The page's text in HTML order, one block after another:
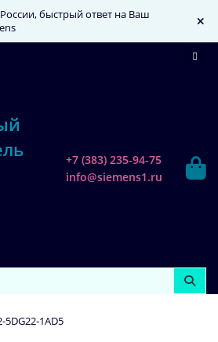
быстрый ответ на Ваш
+7 (383) 235-94-75
info@siemens1.ru
5DG22-1AD5